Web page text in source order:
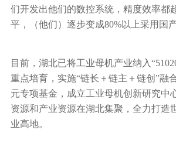
们开发出他们的数控系统，精度效率都
平，（他们）逐步变成80%以上采用国
目前，湖北已将工业母机产业纳入
重点培育，实施“链长＋链主＋链创”融
元专项基金，成立工业母机创新研究中
资源和产业资源在湖北集聚，全力打造
业高地。